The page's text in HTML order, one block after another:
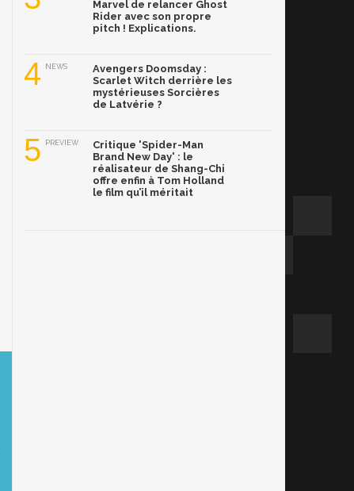
Marvel de relancer Ghost
Rider avec son propre
pitch ! Explications.
4 NEWS
Avengers Doomsday :
Scarlet Witch derrière les
mystérieuses Sorcières
de Latvérie ?
5 PREVIEW
Critique 'Spider-Man
Brand New Day' : le
réalisateur de Shang-Chi
offre enfin à Tom Holland
le film qu’il méritait